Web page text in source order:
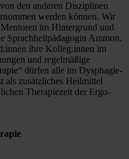
den anderen Disziplinen
werden können. Wir
im Hintergrund und
Sprachheilpädagogin Ammon.
ihre Kolleg:innen im
und regelmäßige
dürfen alle im Dysphagie-
als zusätzliches Heilmittel
Therapiezeit der Ergo-